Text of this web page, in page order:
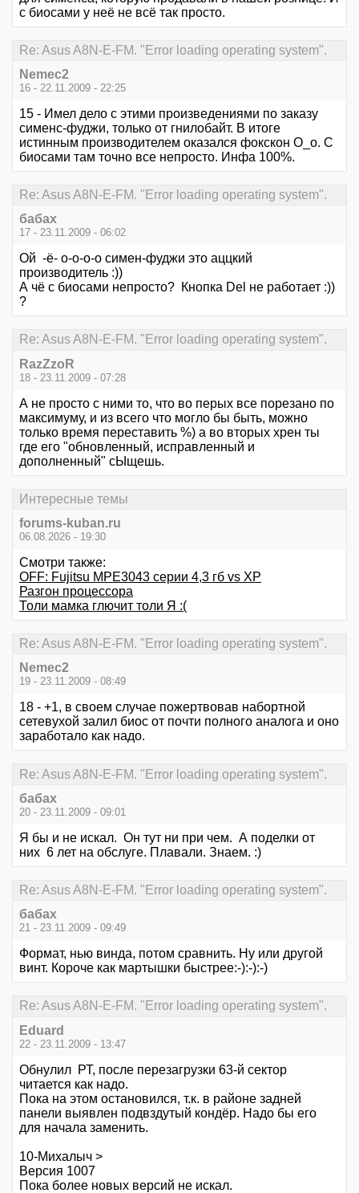
с биосами у неё не всё так просто.
Re: Asus A8N-E-FM. "Error loading operating system".
Nemec2
16 - 22.11.2009 - 22:25
15 - Имел дело с этими произведениями по заказу
сименс-фуджи, только от гнилобайт. В итоге
истинным производителем оказался фокскон О_о. С
биосами там точно все непросто. Инфа 100%.
Re: Asus A8N-E-FM. "Error loading operating system".
бабах
17 - 23.11.2009 - 06:02
Ой -ё- о-о-о-о симен-фуджи это аццкий
производитель :))
А чё с биосами непросто? Кнопка Del не работает :))
?
Re: Asus A8N-E-FM. "Error loading operating system".
RazZzoR
18 - 23.11.2009 - 07:28
А не просто с ними то, что во перых все порезано по
максимуму, и из всего что могло бы быть, можно
только время переставить %) а во вторых хрен ты
где его "обновленный, исправленный и
дополненный" сЫщешь.
Интересные темы
forums-kuban.ru
06.08.2026 - 19:30
Смотри также:
OFF: Fujitsu MPE3043 серии 4,3 гб vs XP
Разгон процессора
Толи мамка глючит толи Я :(
Re: Asus A8N-E-FM. "Error loading operating system".
Nemec2
19 - 23.11.2009 - 08:49
18 - +1, в своем случае пожертвовав набортной
сетевухой залил биос от почти полного аналога и оно
заработало как надо.
Re: Asus A8N-E-FM. "Error loading operating system".
бабах
20 - 23.11.2009 - 09:01
Я бы и не искал. Он тут ни при чем. А поделки от
них 6 лет на обслуге. Плавали. Знаем. :)
Re: Asus A8N-E-FM. "Error loading operating system".
бабах
21 - 23.11.2009 - 09:49
Формат, нью винда, потом сравнить. Ну или другой
винт. Короче как мартышки быстрее:-):-):-)
Re: Asus A8N-E-FM. "Error loading operating system".
Eduard
22 - 23.11.2009 - 13:47
Обнулил РТ, после перезагрузки 63-й сектор
читается как надо.
Пока на этом остановился, т.к. в районе задней
панели выявлен подвздутый кондёр. Надо бы его
для начала заменить.
10-Михалыч >
Версия 1007
Пока более новых версий не искал.